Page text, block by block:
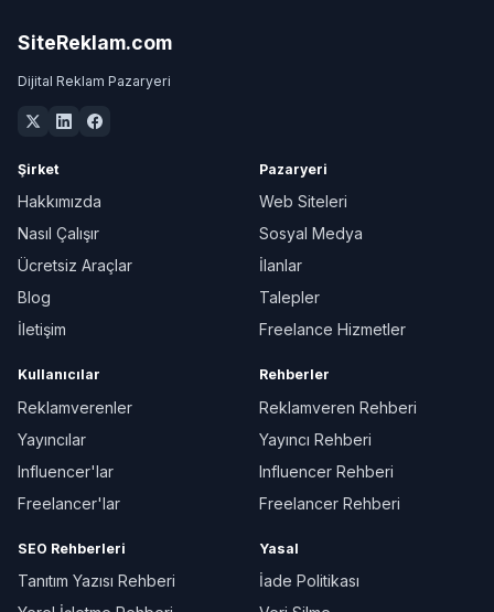
SiteReklam.com
Dijital Reklam Pazaryeri
Şirket
Hakkımızda
Nasıl Çalışır
Ücretsiz Araçlar
Blog
İletişim
Pazaryeri
Web Siteleri
Sosyal Medya
İlanlar
Talepler
Freelance Hizmetler
Kullanıcılar
Reklamverenler
Yayıncılar
Influencer'lar
Freelancer'lar
Rehberler
Reklamveren Rehberi
Yayıncı Rehberi
Influencer Rehberi
Freelancer Rehberi
SEO Rehberleri
Tanıtım Yazısı Rehberi
Yasal
İade Politikası